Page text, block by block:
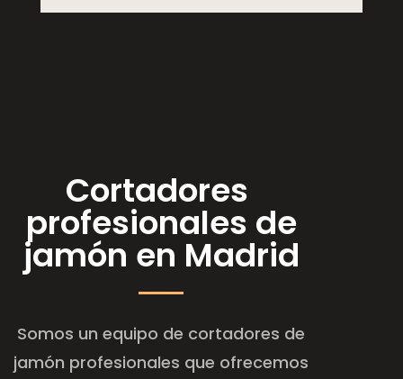
Cortadores
profesionales de
jamón en Madrid
Somos un equipo de cortadores de
jamón profesionales que ofrecemos